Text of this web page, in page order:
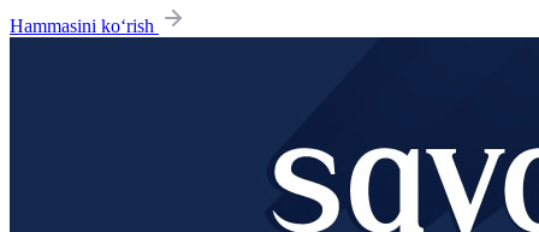
Hammasini ko‘rish